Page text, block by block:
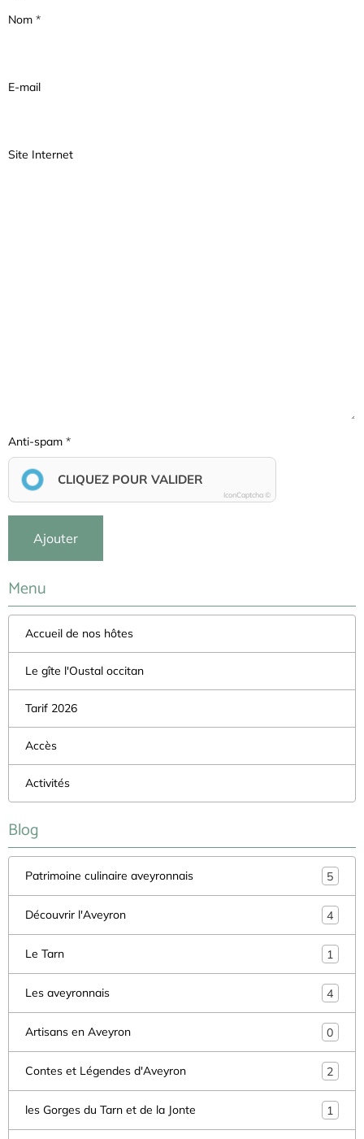
Nom
E-mail
Site Internet
Anti-spam
CLIQUEZ POUR VALIDER
IconCaptcha ©
Ajouter
Menu
Accueil de nos hôtes
Le gîte l'Oustal occitan
Tarif 2026
Accès
Activités
Blog
Patrimoine culinaire aveyronnais 5
Découvrir l'Aveyron 4
Le Tarn 1
Les aveyronnais 4
Artisans en Aveyron 0
Contes et Légendes d'Aveyron 2
les Gorges du Tarn et de la Jonte 1